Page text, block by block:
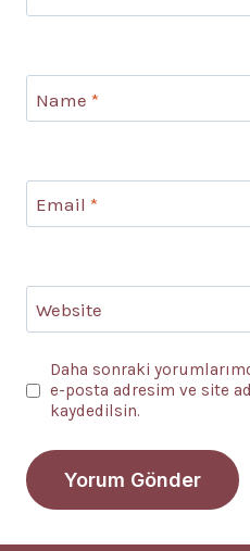
Name *
Email *
Website
Daha sonraki
e-posta adresim ve site
kaydedilsin.